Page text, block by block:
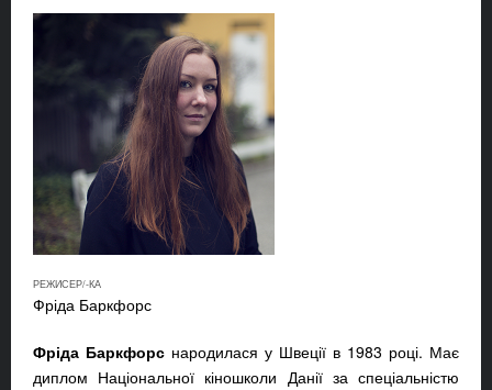
РЕЖИСЕР/-КА
Фріда Баркфорс
Фріда Баркфорс народилася у Швеції в 1983 році. Має
диплом Національної кіношколи Данії за спеціальністю